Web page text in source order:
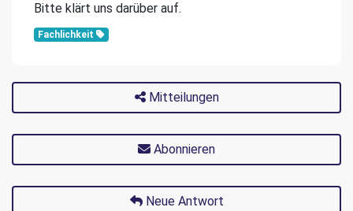
Bitte klärt uns darüber auf.
Fachlichkeit
Mitteilungen
Abonnieren
Neue Antwort